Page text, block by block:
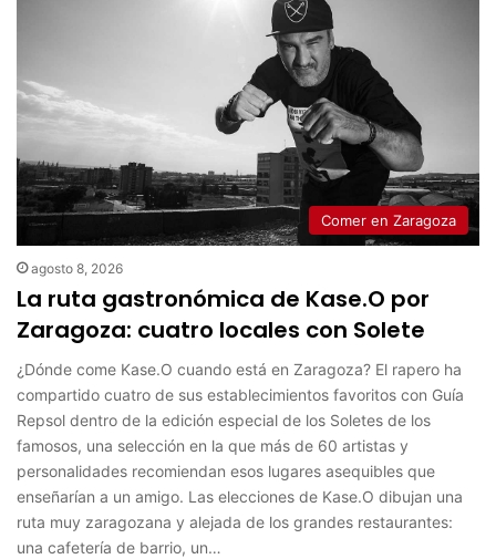
Comer en Zaragoza
agosto 8, 2026
La ruta gastronómica de Kase.O por
Zaragoza: cuatro locales con Solete
¿Dónde come Kase.O cuando está en Zaragoza? El rapero ha
compartido cuatro de sus establecimientos favoritos con Guía
Repsol dentro de la edición especial de los Soletes de los
famosos, una selección en la que más de 60 artistas y
personalidades recomiendan esos lugares asequibles que
enseñarían a un amigo. Las elecciones de Kase.O dibujan una
ruta muy zaragozana y alejada de los grandes restaurantes:
una cafetería de barrio, un…